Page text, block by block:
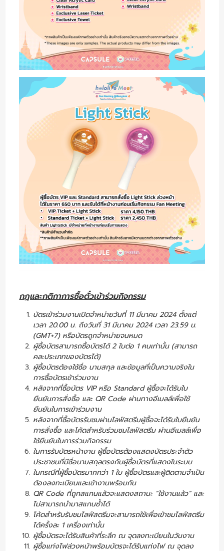
กฎและกติกาการซื้อตั๋วเข้าร่วมกิจกรรม
บัตรเข้าร่วมงานเปิดจำหน่ายวันที่ 11 มีนาคม 2024 ตั้งแต่
เวลา 20.00 น. ถึงวันที่ 31 มีนาคม 2024 เวลา 23.59 น.
(GMT+7) หรือบัตรถูกจำหน่ายจนหมด
ผู้ซื้อบัตรสามารถซื้อบัตรได้ 2 ใบต่อ 1 คนเท่านั้น (สามารถ
คละประเภทของบัตรได้)
ผู้ซื้อบัตรต้องใช้ชื่อ นามสกุล และข้อมูลที่เป็นความจริงใน
การซื้อบัตรเข้าร่วมงาน
หลังจากที่ซื้อบัตร VIP หรือ Standard ผู้ซื้อจะได้รับใบ
ยืนยันการสั่งซื้อ และ QR Code ผ่านทางอีเมลล์เพื่อใช้
ยืนยันในการเข้าร่วมงาน
หลังจากที่ซื้อบัตรรับชมผ่านไลฟ์สตรีมผู้ซื้อจะได้รับใบยืนยัน
การสั่งซื้อ และโค้ดสำหรับร่วมชมไลฟ์สตรีม ผ่านอีเมลล์เพื่อ
ใช้ยืนยันในการร่วมกิจกรรม
ในการรับบัตรหน้างาน ผู้ซื้อบัตรต้องแสดงบัตรประจำตัว
ประชาชนที่มีชื่อนามสกุลตรงกับผู้ซื้อบัตรที่แสดงในระบบ
ในกรณีที่ผู้ซื้อบัตรมากกว่า 1 ใบ ผู้ซื้อบัตรและผู้ติดตามจำเป็น
ต้องลงทะเบียนและเข้างานพร้อมกัน
QR Code ที่ถูกสแกนแล้วจะแสดงสถานะ “ใช้งานแล้ว” และ
ไม่สามารถนํามาสแกนซํ้าได้
โค้ดสำหรับรับชมไลฟ์สตรีมจะสามารถใช้เพื่อเข้าชมไลฟ์สตรีม
ได้ครั้งละ 1 เครื่องเท่านั้น
ผู้ซื้อบัตรจะได้รับสินค้าที่ระลึก ณ จุดลงทะเบียนในวันงาน
ผู้ซื้อแท่งไฟล่วงหน้าพร้อมบัตรจะได้รับแท่งไฟ ณ จุดลง